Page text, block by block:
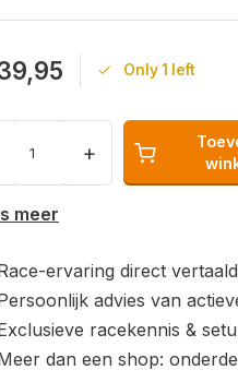
Only 1 left
+
meer
ervaring direct
advies van
racekennis &
dan een shop: